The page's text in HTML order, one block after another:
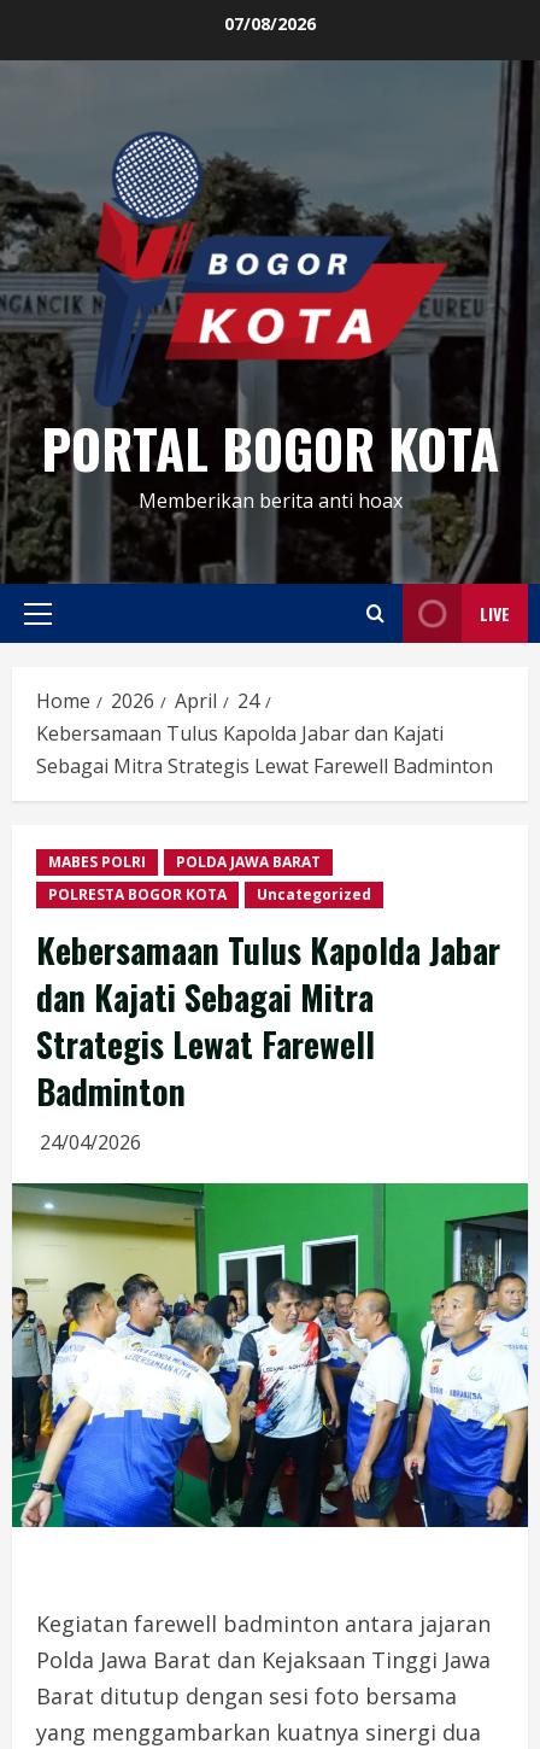
07/08/2026
PORTAL BOGOR KOTA
Memberikan berita anti hoax
Primary
LIVE
Home 2026 April
24
‎Kebersamaan Tulus Kapolda Jabar dan Kajati
Sebagai Mitra Strategis Lewat Farewell Badminton
MABES POLRI
POLDA JAWA BARAT
POLRESTA BOGOR KOTA
Uncategorized
‎Kebersamaan Tulus Kapolda Jabar
dan Kajati Sebagai Mitra
Strategis Lewat Farewell
Badminton
24/04/2026
‎Kegiatan farewell badminton antara jajaran
Polda Jawa Barat dan Kejaksaan Tinggi Jawa
Barat ditutup dengan sesi foto bersama
yang menggambarkan kuatnya sinergi dua